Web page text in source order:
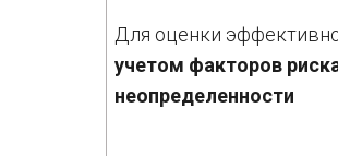
Для оценки
учетом факторов
неопределенности